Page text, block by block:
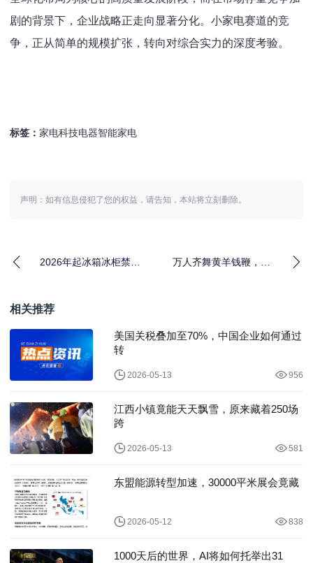
剧的背景下，企业战略正走向显著分化。小家电赛道的竞
争，正从简单的规模扩张，转向对综合实力的深度考验。
标签： 家电科技电器智能家电
声明：如有信息侵犯了您的权益，请告知，本站将立刻删除。
2026年起冰箱冰柜禁止
万人齐舞黄羊钱鞭，这
相关推荐
美国关税叠加至70%，中国企业如何通过
转
2026-05-13 956
江西小镇竟能天天飘雪，原来藏着250场
跨
2026-05-13 581
东盟能源转型加速，30000平米展会竟藏
2026-05-12 838
1000天后的世界，AI将如何托举出31